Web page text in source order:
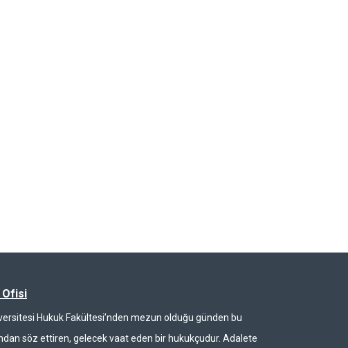
Ofisi
Hukuk Fakültesi’nden mezun olduğu günden bu
söz ettiren, gelecek vaat eden bir hukukçudur. Adalete